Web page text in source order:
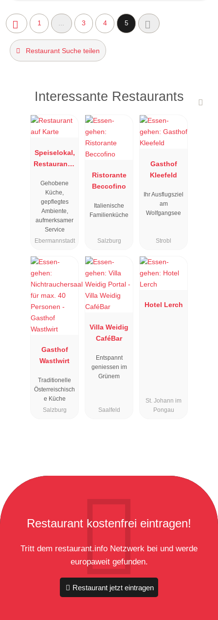
1 ... 3 4 5
Restaurant Suche teilen
Interessante Restaurants
Speiselokal,
Restaurant "
"
Gehobene
Küche,
gepflegtes
Ambiente,
aufmerksamer
Service
Ebermannstadt
Ristorante
Beccofino
Italienische
Familienküche
Salzburg
Gasthof
Kleefeld
Ihr Ausflugsziel
am
Wolfgangsee
Strobl
Gasthof
Wastlwirt
Traditionelle
Österreischisch
e Küche
Salzburg
Villa Weidig
CaféBar
Entspannt
geniessen im
Grünem
Saalfeld
Hotel Lerch
St. Johann im
Pongau
Restaurant kostenfrei eintragen!
Tritt dem restaurant.info Netzwerk bei und werde
europaweit gefunden.
Restaurant jetzt eintragen